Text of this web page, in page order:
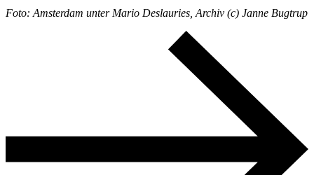
Foto: Amsterdam unter Mario Deslauries, Archiv (c) Janne Bugtrup